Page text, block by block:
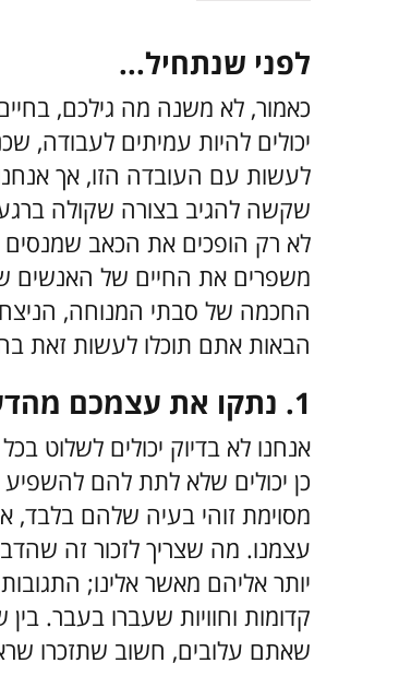
לפני שנתחיל...
כאמור, לא משנה מה גילכם,
יכולים להיות עמיתים לעבודה,
לעשות עם העובדה הזו, אך אנחנו
שקשה להגיב בצורה שקולה
לא רק הופכים את הכאב
משפרים את החיים של האנשים
הבאות אתם תוכלו לעשות זאת
1. נתקו את עצמכם מהדעות הסובייקטיביות של אנשים אחרים
אנחנו לא בדיוק יכולים לשלוט
כן יכולים שלא לתת להם להשפיע
מסוימת זוהי בעיה שלהם בלבד,
עצמנו. מה שצריך לזכור זה
יותר אליהם מאשר אלינו;
קדומות וחוויות שעברו בעבר.
שאתם עלובים, חשוב שתזכרו